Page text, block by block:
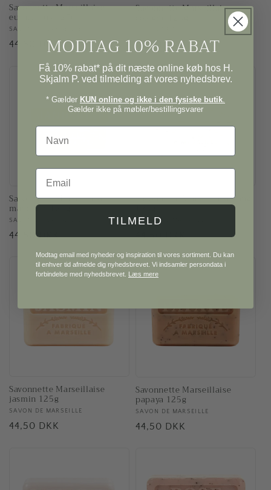
Savonnette Marseillaise
eucalyptus 125g
Forhandler:
SAVON DE MARSEILLE
Normalpris
44,50 DKK
Savonnette Marseillaise
Normalpris
44,50 DKK
Savonnette Marseillaise
mandarin 125g
Forhandler:
SAVON DE MARSEILLE
Normalpris
44,50 DKK
Savonnette Marseillaise tang
125g
Forhandler:
SAVON DE MARSEILLE
Normalpris
44,50 DKK
Savonnette Marseillaise
jasmin 125g
Forhandler:
SAVON DE MARSEILLE
Normalpris
44,50 DKK
Savonnette Marseillaise
papaya 125g
Forhandler:
SAVON DE MARSEILLE
Normalpris
44,50 DKK
MODTAG 10% RABAT
Få 10% rabat* på dit næste online køb hos H.
Skjalm P. ved tilmelding af vores nyhedsbrev.
* Gælder KUN online og ikke i den fysiske butik.
Gælder ikke på møbler/bestillingsvarer
Navn
Email
TILMELD
Modtag email med nyheder og inspiration til vores sortiment. Du kan
til enhver tid afmelde dig nyhedsbrevet. Vi indsamler persondata i
forbindelse med nyhedsbrevet. Læs mere